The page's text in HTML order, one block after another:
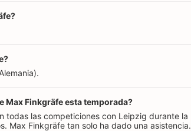
Max Finkgräfe esta temporada?
todas las competiciones con Leipzig durante la
Max Finkgräfe tan solo ha dado una asistencia.